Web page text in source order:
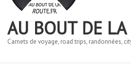
AU BOUT DE LA
Carnets de voyage, road trips, randonnées,